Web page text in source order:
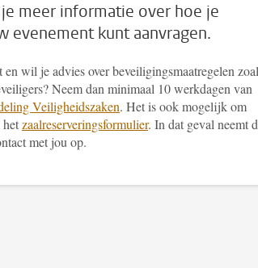
meer informatie over hoe je
evenement kunt aanvragen.
wil je advies over beveiligingsmaatregelen
Neem dan minimaal 10 werkdagen van
Veiligheidszaken. Het is ook mogelijk om
zaalreserveringsformulier. In dat geval neemt
met jou op.